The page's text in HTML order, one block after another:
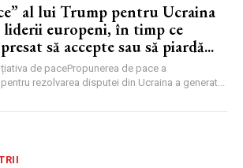
al lui Trump pentru Ucraina
liderii europeni, în timp ce
să accepte sau să piardă...
de pacePropunerea de pace a
rezolvarea disputei din Ucraina a generat...